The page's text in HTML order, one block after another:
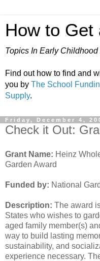
How to Get
Topics In Early
Find out how to find and
you by The School
Supply.
Friday, December 4,
Check it Out:
Grant Name: Heinz
Garden Award
Funded by: National
Description: The award
States who wishes to
aged family member(s)
way to build lasting
sustainability, and
experience necessary.